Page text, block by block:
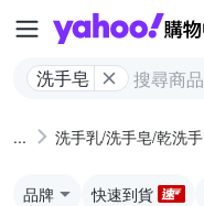
洗手皂
洗手乳/洗手皂/乾洗手
品牌 快速到貨